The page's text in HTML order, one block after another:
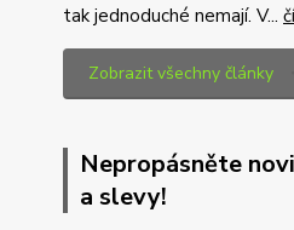
tak jednoduché nemají. V...
Zobrazit všechny články
Nepropásněte
a slevy!